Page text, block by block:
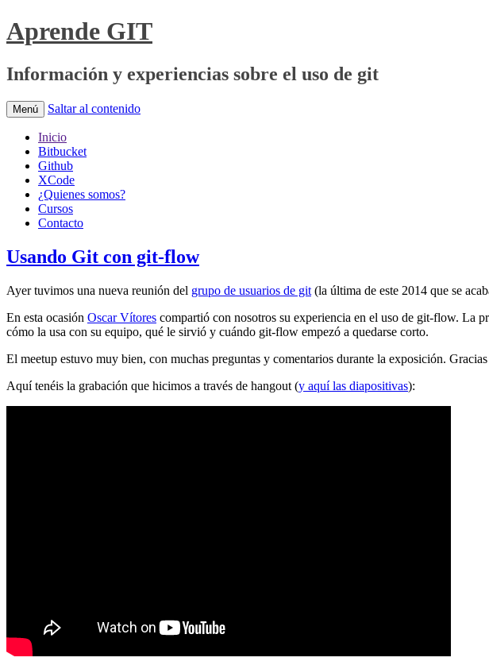
Aprende GIT
Información y experiencias sobre el uso de git
Menú Saltar al contenido
Inicio
Bitbucket
Github
XCode
¿Quienes somos?
Cursos
Contacto
Usando Git con git-flow
Ayer tuvimos una nueva reunión del grupo de usuarios de git (la última de este 2014 que se
En esta ocasión Oscar Vítores compartió con nosotros su experiencia en el uso de git-flow. La
cómo la usa con su equipo, qué le sirvió y cuándo git-flow empezó a quedarse corto.
El meetup estuvo muy bien, con muchas preguntas y comentarios durante la exposición.
Aquí tenéis la grabación que hicimos a través de hangout (y aquí las diapositivas):